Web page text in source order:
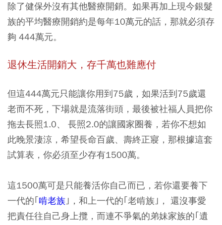
除了健保外沒有其他醫療開銷。如果再加上現今銀髮
族的平均醫療開銷約是每年10萬元的話，那就必須存
夠 444萬元。
退休生活開銷大，存千萬也難應付
但這444萬元只能讓你用到75歲，如果活到75歲還
老而不死，下場就是流落街頭，最後被社福人員把你
拖去長照1.0、 長照2.0的讓國家圈養，若你不想如
此晚景淒涼，希望長命百歲、壽終正寢，那根據這套
試算表，你必須至少存有1500萬。
這1500萬可是只能養活你自己而已，若你還要養下
一代的｢啃老族 ｣，和上一代的｢老啃族｣， 還沒事愛
把責任往自己身上攬，而連不爭氣的弟妹家族的｢遺